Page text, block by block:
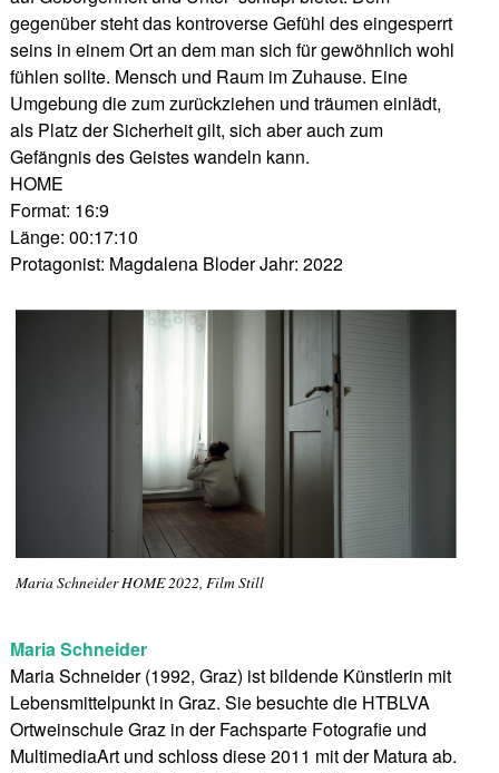
gegenüber steht das kontroverse Gefühl des eingesperrt
seins in einem Ort an dem man sich für gewöhnlich wohl
fühlen sollte. Mensch und Raum im Zuhause. Eine
Umgebung die zum zurückziehen und träumen einlädt,
als Platz der Sicherheit gilt, sich aber auch zum
Gefängnis des Geistes wandeln kann.
HOME
Format: 16:9
Länge: 00:17:10
Protagonist: Magdalena Bloder Jahr: 2022
Maria Schneider HOME 2022, Film Still
Maria Schneider
Maria Schneider (1992, Graz) ist bildende Künstlerin mit
Lebensmittelpunkt in Graz. Sie besuchte die HTBLVA
Ortweinschule Graz in der Fachsparte Fotografie und
MultimediaArt und schloss diese 2011 mit der Matura ab.